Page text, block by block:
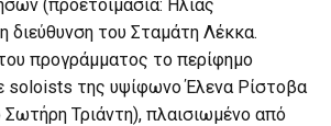
(προετοιμασία: Ηλίας
διεύθυνση του Σταμάτη Λέκκα.
προγράμματος το περίφημο
soloists της υψίφωνο Έλενα Ρίστοβα
Σωτήρη Τριάντη), πλαισιωμένο από